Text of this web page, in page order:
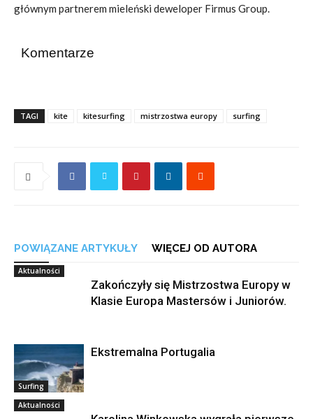
głównym partnerem mieleński deweloper Firmus Group.
Komentarze
TAGI kite kitesurfing mistrzostwa europy surfing
POWIĄZANE ARTYKUŁY WIĘCEJ OD AUTORA
Aktualności
Zakończyły się Mistrzostwa Europy w
Klasie Europa Mastersów i Juniorów.
Surfing
Ekstremalna Portugalia
Aktualności